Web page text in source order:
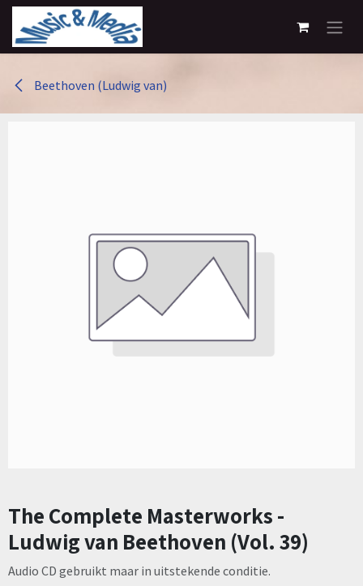
Overslaan naar inhoud
Beethoven (Ludwig van)
The Complete Masterworks -
Ludwig van Beethoven (Vol. 39)
Audio CD gebruikt maar in uitstekende conditie.